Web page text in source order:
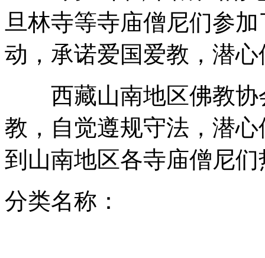
记者调查：美发产品猫腻多
俄新内阁名单出炉 80后任新闻部长
"超牛达人"离地66.89米投篮命中
旦林寺等寺庙僧尼们参
动，承诺爱国爱教，潜心
西藏山南地区佛教协
教，自觉遵规守法，潜
到山南地区各寺庙僧尼
分类名称：